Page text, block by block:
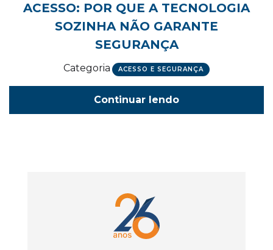
ACESSO: POR QUE A TECNOLOGIA
SOZINHA NÃO GARANTE
SEGURANÇA
Categoria ACESSO E SEGURANÇA
Continuar lendo